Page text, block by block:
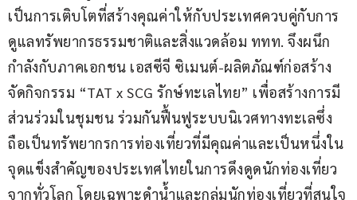
เป็นการเติบโตที่สร้างคุณค่าให้กับประเทศควบคู่กับการ
ดูแลทรัพยากรธรรมชาติและสิ่งแวดล้อม ททท. จึงผนึก
กำลังกับภาคเอกชน เอสซีจี ซิเมนต์-ผลิตภัณฑ์ก่อสร้าง
จัดกิจกรรม “TAT x SCG รักษ์ทะเลไทย” เพื่อสร้างการมี
ส่วนร่วมในชุมชน ร่วมกันฟื้นฟูระบบนิเวศทางทะเลซึ่ง
ถือเป็นทรัพยากรการท่องเที่ยวที่มีคุณค่าและเป็นหนึ่งใน
จุดแข็งสำคัญของประเทศไทยในการดึงดูดนักท่องเที่ยว
จากทั่วโลก โดยเฉพาะดำน้ำและกลุ่มนักท่องเที่ยวที่สนใจ